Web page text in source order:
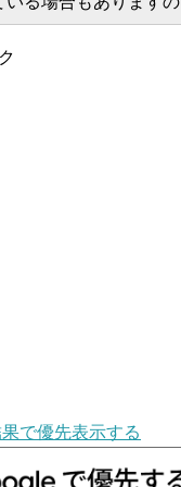
で優先表示する